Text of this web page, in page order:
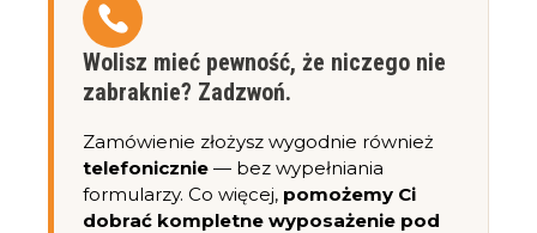
Wolisz mieć pewność, że niczego nie
zabraknie? Zadzwoń.
Zamówienie złożysz wygodnie również
telefonicznie — bez wypełniania
formularzy. Co więcej, pomożemy Ci
dobrać kompletne wyposażenie pod